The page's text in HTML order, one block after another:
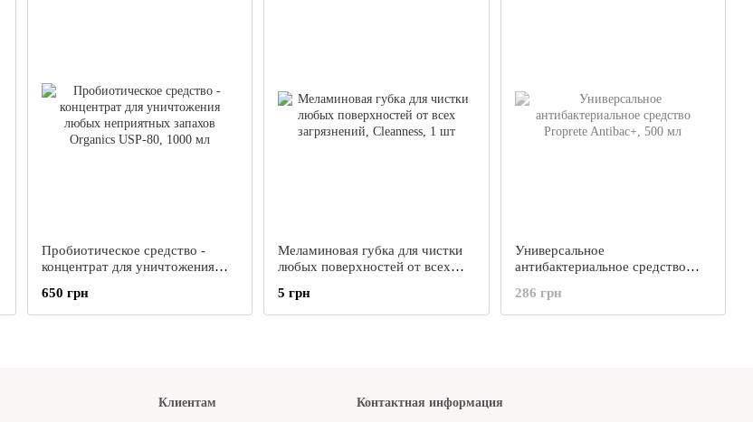
Пробиотическое средство -
концентрат для уничтожения
Organics USP-80, 1000 мл
650 грн
Меламиновая губка для чистки
любых поверхностей от всех
5 грн
Универсальное
антибактериальное средство
286 грн
Клиентам
Контактная информация